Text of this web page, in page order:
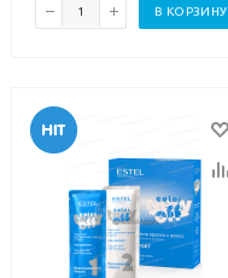
В КОРЗИНУ